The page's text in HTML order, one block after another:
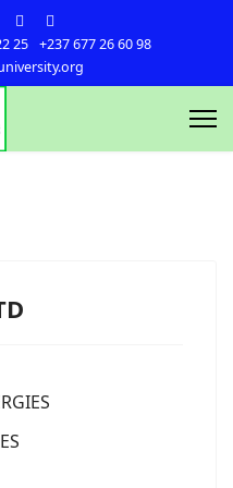
25
+237 677 26 60 98